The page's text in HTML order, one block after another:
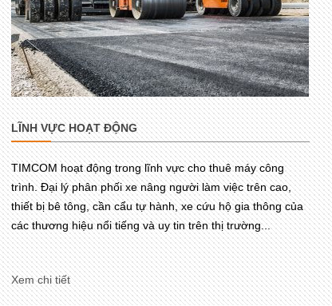
LĨNH VỰC HOẠT ĐỘNG
TIMCOM hoạt động trong lĩnh vực cho thuê máy công
trình. Đại lý phân phối xe nâng người làm việc trên cao,
thiết bị bê tông, cần cẩu tự hành, xe cứu hộ gia thông của
các thương hiệu nổi tiếng và uy tin trên thị trường...
Xem chi tiết